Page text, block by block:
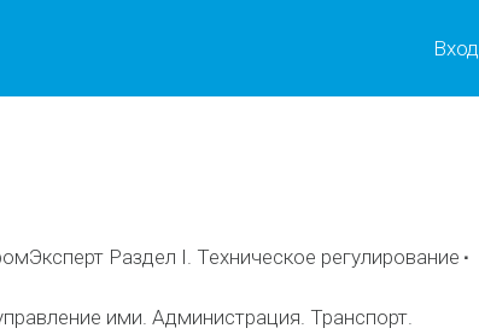
Вход
Раздел I. Техническое регулирование
ими. Администрация. Транспорт.